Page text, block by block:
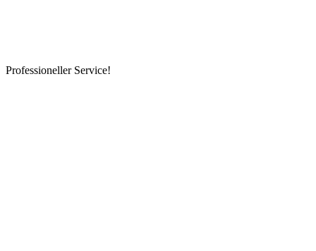
Professioneller Service!